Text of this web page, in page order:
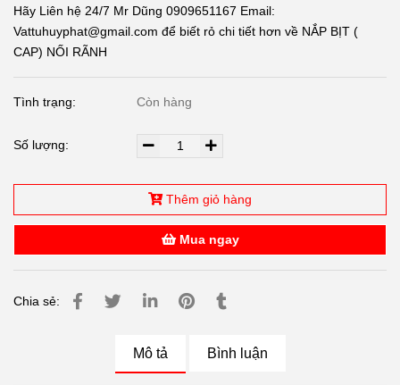
Hãy Liên hệ 24/7 Mr Dũng 0909651167 Email:
Vattuhuyphat@gmail.com để biết rỏ chi tiết hơn về NẮP BỊT (
CAP) NỐI RÃNH
Tình trạng: Còn hàng
Số lượng:
Thêm giỏ hàng
Mua ngay
Chia sẻ:
Mô tả Bình luận